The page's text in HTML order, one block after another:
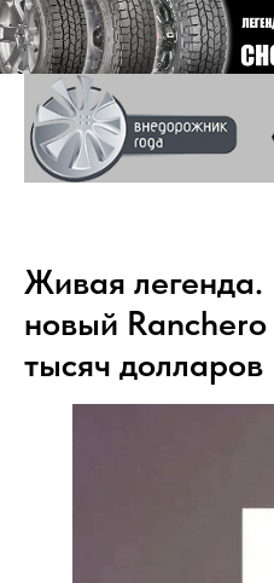
Живая легенда.
новый
тысяч долларов